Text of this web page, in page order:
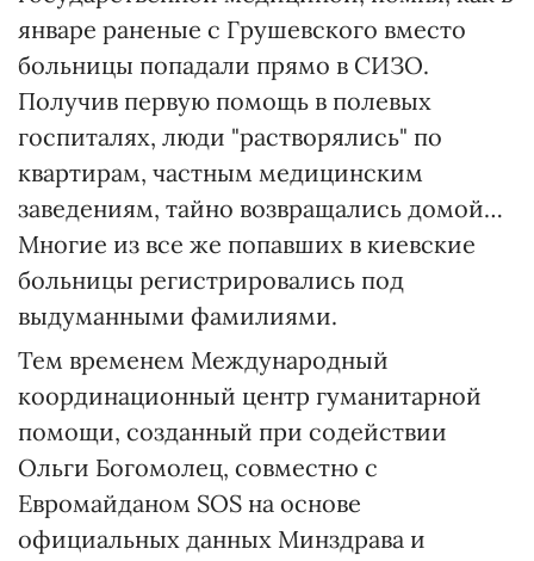
январе раненые с Грушевского вместо
больницы попадали прямо в СИЗО.
Получив первую помощь в полевых
госпиталях, люди "растворялись" по
квартирам, частным медицинским
заведениям, тайно возвращались домой…
Многие из все же попавших в киевские
больницы регистрировались под
выдуманными фамилиями.
Тем временем Международный
координационный центр гуманитарной
помощи, созданный при содействии
Ольги Богомолец, совместно с
Евромайданом SOS на основе
официальных данных Минздрава и